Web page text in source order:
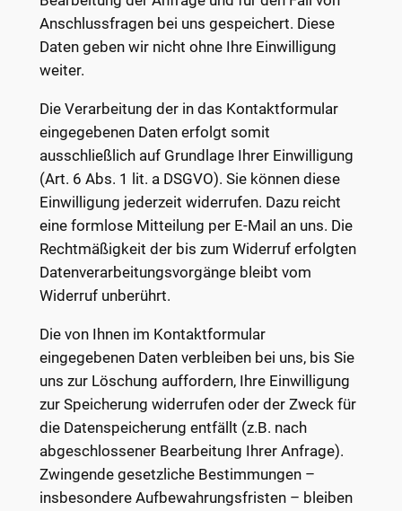
Anschlussfragen bei uns gespeichert. Diese
Daten geben wir nicht ohne Ihre Einwilligung
weiter.
Die Verarbeitung der in das Kontaktformular
eingegebenen Daten erfolgt somit
ausschließlich auf Grundlage Ihrer Einwilligung
(Art. 6 Abs. 1 lit. a DSGVO). Sie können diese
Einwilligung jederzeit widerrufen. Dazu reicht
eine formlose Mitteilung per E-Mail an uns. Die
Rechtmäßigkeit der bis zum Widerruf erfolgten
Datenverarbeitungsvorgänge bleibt vom
Widerruf unberührt.
Die von Ihnen im Kontaktformular
eingegebenen Daten verbleiben bei uns, bis Sie
uns zur Löschung auffordern, Ihre Einwilligung
zur Speicherung widerrufen oder der Zweck für
die Datenspeicherung entfällt (z.B. nach
abgeschlossener Bearbeitung Ihrer Anfrage).
Zwingende gesetzliche Bestimmungen –
insbesondere Aufbewahrungsfristen – bleiben